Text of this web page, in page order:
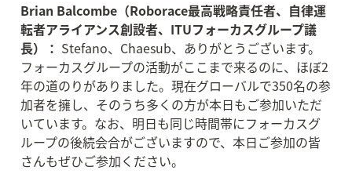
Brian Balcombe（Roborace最高戦略責任者、自律運
転者アライアンス創設者、ITUフォーカスグループ議
長）： Stefano、Chaesub、ありがとうございます。
フォーカスグループの活動がここまで来るのに、ほぼ2
年の道のりがありました。現在グローバルで350名の参
加者を擁し、そのうち多くの方が本日もご参加いただ
いています。なお、明日も同じ時間帯にフォーカスグ
ループの後続会合がございますので、本日ご参加の皆
さんもぜひご参加ください。